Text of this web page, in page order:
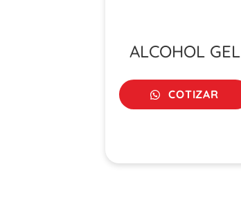
ALCOHOL GEL
COTIZAR